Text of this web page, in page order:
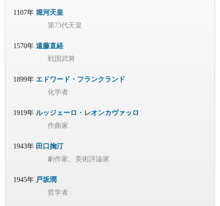
1107年 堀河天皇
第73代天皇
1570年 遠藤直経
戦国武将
1899年 エドワード・フランクランド
化学者
1919年 ルッジェーロ・レオンカヴァッロ
作曲家
1943年 田口掬汀
劇作家、美術評論家
1945年 戸坂潤
哲学者